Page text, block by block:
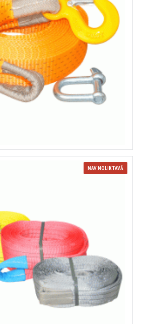
Vilkšanas trose
NAV NOLIKTAVĀ
Vilkšanas trose